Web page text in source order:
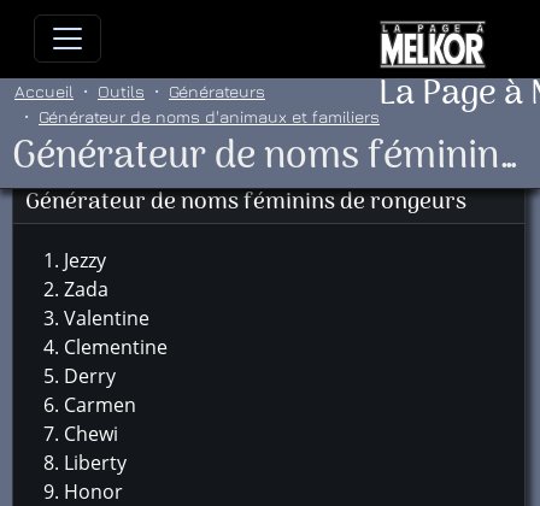
Allez directement au contenu
La Page
Accueil Outils
Générateurs
Générateur de noms d'animaux et familiers
Générateur de noms féminins de rongeurs
Générateur de noms féminins de rongeurs
Jezzy
Zada
Valentine
Clementine
Derry
Carmen
Chewi
Liberty
Honor